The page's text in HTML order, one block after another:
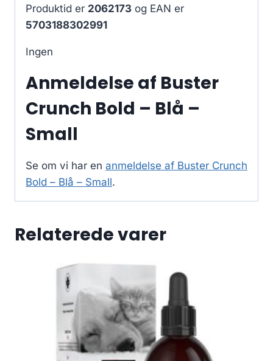
Produktid er 2062173 og EAN er
5703188302991
Ingen
Anmeldelse af Buster
Crunch Bold – Blå –
Small
Se om vi har en anmeldelse af Buster Crunch
Bold – Blå – Small.
Relaterede varer